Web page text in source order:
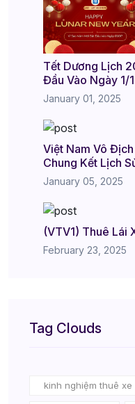
Tết Dương Lịch
Đầu Vào Ngày 1/
January 01, 2025
Việt Nam Vô
Chung Kết Lịch
January 05, 2025
(VTV1) Thuê Lái
February 23, 2025
Tag Clouds
kinh nghiệm thuê xe